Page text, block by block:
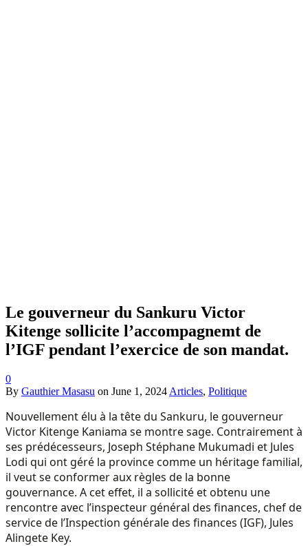
Le gouverneur du Sankuru Victor
Kitenge sollicite l’accompagnemt de
l’IGF pendant l’exercice de son mandat.
0
By Gauthier Masasu on June 1, 2024 Articles, Politique
Nouvellement élu à la tête du Sankuru, le gouverneur
Victor Kitenge Kaniama se montre sage. Contrairement à
ses prédécesseurs, Joseph Stéphane Mukumadi et Jules
Lodi qui ont géré la province comme un héritage familial,
il veut se conformer aux règles de la bonne
gouvernance. A cet effet, il a sollicité et obtenu une
rencontre avec l’inspecteur général des finances, chef de
service de l’Inspection générale des finances (IGF), Jules
Alingete Key.